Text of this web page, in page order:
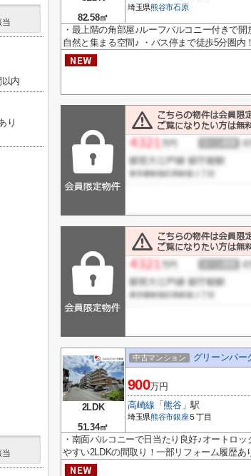
82.58㎡
埼玉県熊谷市石原
・最上階の角部屋♪ルーフバルコニー付きで
自然と集まる空間♪ ・バス停まで徒歩5分圏内
2LDK
51.34㎡
中古マンション グリーンパー
900万円
高崎線 「熊谷」駅
埼玉県熊谷市銀座５丁目
・南面バルコニーで日当たり良好♪オートロ
やすい2LDKの間取り！一部リフォーム履歴
当
以内
り
当